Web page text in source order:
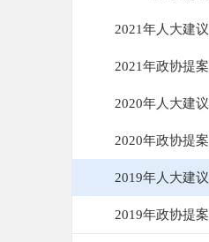
2021年人大建议
2021年政协提案
2020年人大建议
2020年政协提案
2019年人大建议
2019年政协提案